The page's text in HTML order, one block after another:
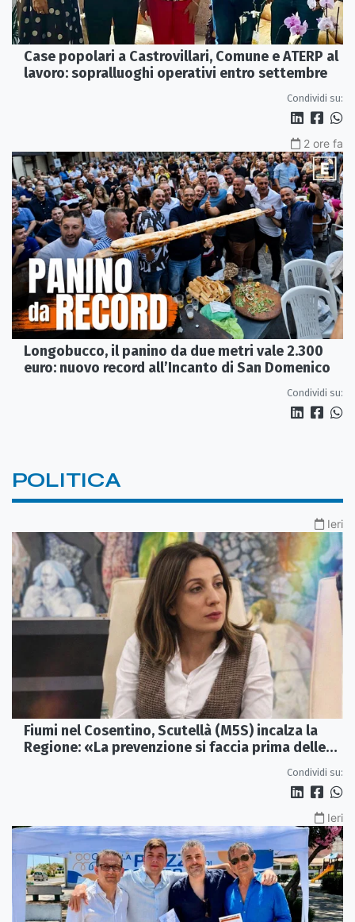
Case popolari a Castrovillari, Comune e ATERP al
lavoro: sopralluoghi operativi entro settembre
Condividi su:
2 ore fa
Longobucco, il panino da due metri vale 2.300
euro: nuovo record all’Incanto di San Domenico
Condividi su:
POLITICA
Ieri
Fiumi nel Cosentino, Scutellà (M5S) incalza la
Regione: «La prevenzione si faccia prima delle
Condividi su:
Ieri